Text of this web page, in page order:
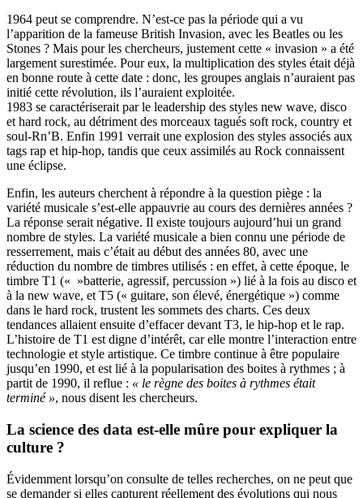
1964 peut se comprendre. N’est-ce pas la période qui a vu
l’apparition de la fameuse British Invasion, avec les Beatles ou les
Stones ? Mais pour les chercheurs, justement cette « invasion » a été
largement surestimée. Pour eux, la multiplication des styles était déjà
en bonne route à cette date : donc, les groupes anglais n’auraient pas
initié cette révolution, ils l’auraient exploitée.
1983 se caractériserait par le leadership des styles new wave, disco
et hard rock, au détriment des morceaux tagués soft rock, country et
soul-Rn’B. Enfin 1991 verrait une explosion des styles associés aux
tags rap et hip-hop, tandis que ceux assimilés au Rock connaissent
une éclipse.
Enfin, les auteurs cherchent à répondre à la question piège : la
variété musicale s’est-elle appauvrie au cours des dernières années ?
La réponse serait négative. Il existe toujours aujourd’hui un grand
nombre de styles. La variété musicale a bien connu une période de
resserrement, mais c’était au début des années 80, avec une
réduction du nombre de timbres utilisés : en effet, à cette époque, le
timbre T1 (« »batterie, agressif, percussion ») lié à la fois au disco et
à la new wave, et T5 (« guitare, son élevé, énergétique ») comme
dans le hard rock, trustent les sommets des charts. Ces deux
tendances allaient ensuite d’effacer devant T3, le hip-hop et le rap.
L’histoire de T1 est digne d’intérêt, car elle montre l’interaction entre
technologie et style artistique. Ce timbre continue à être populaire
jusqu’en 1990, et est lié à la popularisation des boites à rythmes ; à
partit de 1990, il reflue : « le règne des boites à rythmes était
terminé », nous disent les chercheurs.
La science des data est-elle mûre pour expliquer la
culture ?
Évidemment lorsqu’on consulte de telles recherches, on ne peut que
se demander si elles capturent réellement des évolutions qui nous